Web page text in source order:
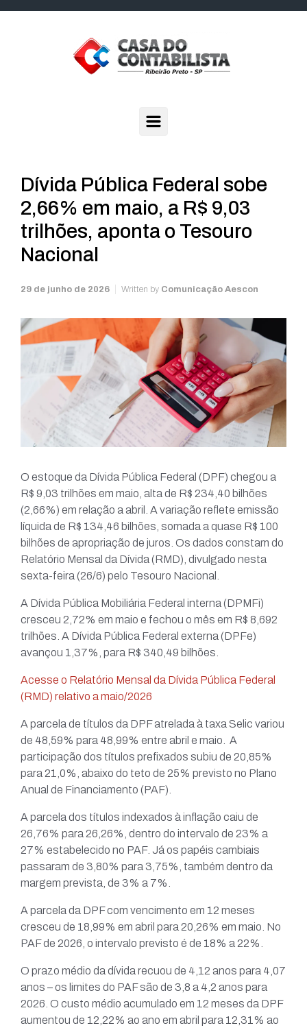
Dívida Pública Federal sobe
2,66% em maio, a R$ 9,03
trilhões, aponta o Tesouro
Nacional
29 de junho de 2026 Written by Comunicação Aescon
O estoque da Dívida Pública Federal (DPF) chegou a
R$ 9,03 trilhões em maio, alta de R$ 234,40 bilhões
(2,66%) em relação a abril. A variação reflete emissão
líquida de R$ 134,46 bilhões, somada a quase R$ 100
bilhões de apropriação de juros. Os dados constam do
Relatório Mensal da Dívida (RMD), divulgado nesta
sexta-feira (26/6) pelo Tesouro Nacional.
A Dívida Pública Mobiliária Federal interna (DPMFi)
cresceu 2,72% em maio e fechou o mês em R$ 8,692
trilhões. A Dívida Pública Federal externa (DPFe)
avançou 1,37%, para R$ 340,49 bilhões.
Acesse o Relatório Mensal da Dívida Pública Federal
(RMD) relativo a maio/2026
A parcela de títulos da DPF atrelada à taxa Selic variou
de 48,59% para 48,99% entre abril e maio. A
participação dos títulos prefixados subiu de 20,85%
para 21,0%, abaixo do teto de 25% previsto no Plano
Anual de Financiamento (PAF).
A parcela dos títulos indexados à inflação caiu de
26,76% para 26,26%, dentro do intervalo de 23% a
27% estabelecido no PAF. Já os papéis cambiais
passaram de 3,80% para 3,75%, também dentro da
margem prevista, de 3% a 7%.
A parcela da DPF com vencimento em 12 meses
cresceu de 18,99% em abril para 20,26% em maio. No
PAF de 2026, o intervalo previsto é de 18% a 22%.
O prazo médio da dívida recuou de 4,12 anos para 4,07
anos – os limites do PAF são de 3,8 a 4,2 anos para
2026. O custo médio acumulado em 12 meses da DPF
aumentou de 12,22% ao ano em abril para 12,31% ao